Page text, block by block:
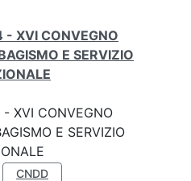
- XVI CONVEGNO
E SERVIZIO
- XVI CONVEGNO
E SERVIZIO
CNDD